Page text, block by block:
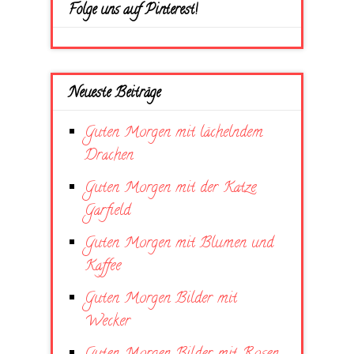
Folge uns auf Pinterest!
Neueste Beiträge
Guten Morgen mit lächelndem
Drachen
Guten Morgen mit der Katze
Garfield
Guten Morgen mit Blumen und
Kaffee
Guten Morgen Bilder mit
Wecker